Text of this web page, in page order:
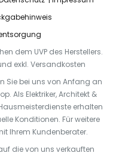
dem UVP des Herstellers.
exkl. Versandkosten
Sie bei uns von Anfang an
Als Elektriker, Architekt &
erhalten
Konditionen. Für weitere
Ihrem Kundenberater.
die von uns verkauften